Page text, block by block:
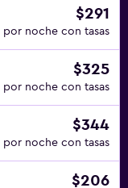
$291
por noche con tasas
$325
por noche con tasas
$344
por noche con tasas
$206